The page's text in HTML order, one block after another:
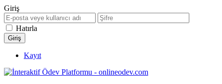
Giriş
Hatırla
Kayıt